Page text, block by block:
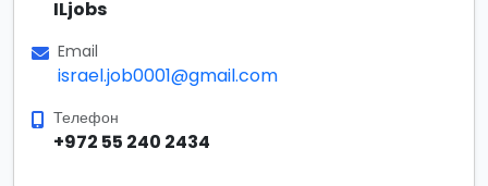
ILjobs
Email
israel.job0001@gmail.com
Телефон
+972 55 240 2434